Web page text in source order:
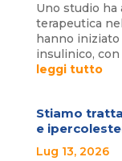
Uno studio ha
terapeutica
hanno
insulinico, con
leggi tutto
Stiamo
e
Lug 13, 2026